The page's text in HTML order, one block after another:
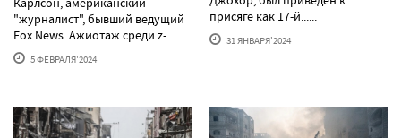
"журналист", бывший ведущий
Fox News. Ажиотаж среди z-......
5 ФЕВРАЛЯ'2024
присяге как 17-й......
31 ЯНВАРЯ'2024